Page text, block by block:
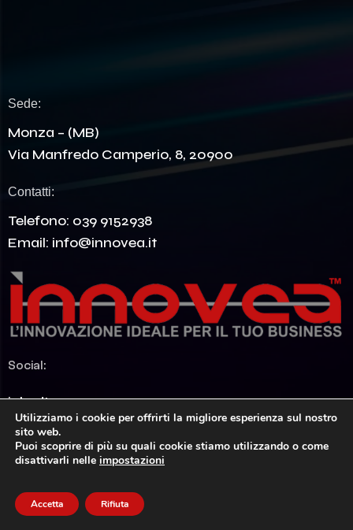
Sede:
Monza – (MB)
Via Manfredo Camperio, 8, 20900
Contatti:
Telefono: 039 9152938
Email: info@innovea.it
Social:
LinkedIn
Utilizziamo i cookie per offrirti la migliore esperienza sul nostro
sito web.
Puoi scoprire di più su quali cookie stiamo utilizzando o come
disattivarli nelle impostazioni
Accetta Rifiuta